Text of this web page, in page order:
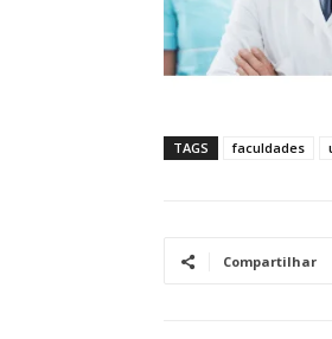
TAGS faculdades
Compartilhar